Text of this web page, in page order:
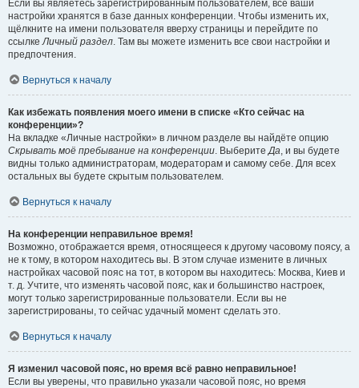
Если вы являетесь зарегистрированным пользователем, все ваши
настройки хранятся в базе данных конференции. Чтобы изменить их,
щёлкните на имени пользователя вверху страницы и перейдите по
ссылкеЛичный раздел. Там вы можете изменить все свои настройки и
предпочтения.
Вернуться к началу
Как избежать появления моего имени в списке «Кто сейчас на
конференции»?
На вкладке «Личные настройки» в личном разделе вы найдёте опцию
Скрывать моё пребывание на конференции. ВыберитеДа, и вы будете
видны только администраторам, модераторам и самому себе. Для всех
остальных вы будете скрытым пользователем.
Вернуться к началу
На конференции неправильное время!
Возможно, отображается время, относящееся к другому часовому поясу, а
не к тому, в котором находитесь вы. В этом случае измените в личных
настройках часовой пояс на тот, в котором вы находитесь: Москва, Киев и
т. д. Учтите, что изменять часовой пояс, как и большинство настроек,
могут только зарегистрированные пользователи. Если вы не
зарегистрированы, то сейчас удачный момент сделать это.
Вернуться к началу
Я изменил часовой пояс, но время всё равно неправильное!
Если вы уверены, что правильно указали часовой пояс, но время